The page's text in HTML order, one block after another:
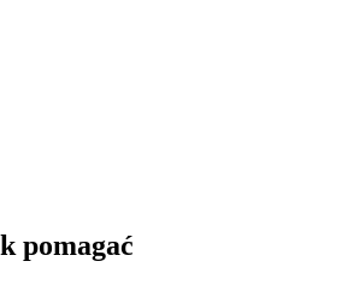
pomagać